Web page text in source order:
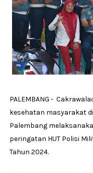
PALEMBANG -
kesehatan masyarakat
Palembang
peringatan HUT Polisi
Tahun 2024.